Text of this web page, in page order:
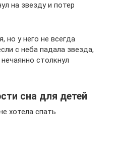
на звезду и потер
но у него не всегда
с неба падала звезда,
столкнул
сна для детей
хотела спать